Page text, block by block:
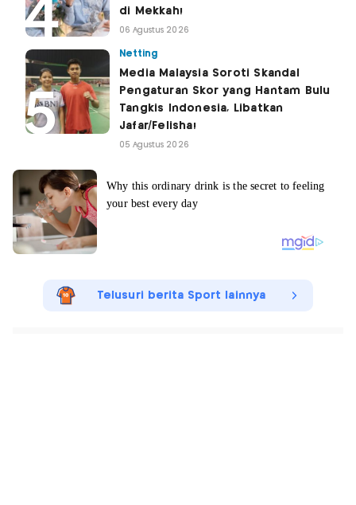
di Mekkah!
06 Agustus 2026
Netting
Media Malaysia Soroti Skandal
Pengaturan Skor yang Hantam Bulu
Tangkis Indonesia, Libatkan
Jafar/Felisha!
05 Agustus 2026
Telusuri berita Sport lainnya